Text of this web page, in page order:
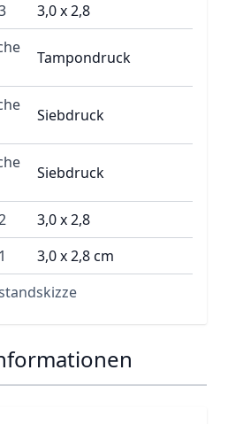
3,0 x 2,8
Tampondruck
Siebdruck
Siebdruck
3,0 x 2,8
3,0 x 2,8 cm